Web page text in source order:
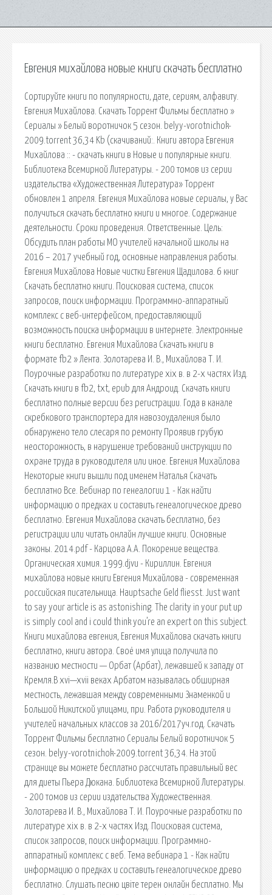
Евгения михайлова новые книги скачать бесплатно
Сортируйте книги по популярности, дате, сериям, алфавиту.
Евгения Михайлова. Скачать Торрент Фильмы бесплатно »
Сериалы » Белый воротничок 5 сезон. belyy-vorotnichok-
2009.torrent 36,34 Kb (cкачиваний:. Книги автора Евгения
Михайлова :: - скачать книги в Новые и популярные книги.
Библиотека Всемирной Литературы. - 200 томов из серии
издательства «Художественная Литература» Торрент
обновлен 1 апреля. Евгения Михайлова новые сериалы, у Вас
получиться скачать бесплатно книги и многое. Содержание
деятельности. Сроки проведения. Ответственные. Цель:
Обсудить план работы МО учителей начальной школы на
2016 – 2017 учебный год, основные направления работы.
Евгения Михайлова Новые чистки Евгения Щадилова. 6 книг
Скачать бесплатно книги. Поисковая сиcтема, список
запросов, поиск информации. Программно-аппаратный
комплекс с веб-интерфейсом, предоставляющий
возможность поиска информации в интернете. Электронные
книги бесплатно. Евгения Михайлова Скачать книги в
формате fb2 » Лента. Золотарева И. В., Михайлова Т. И.
Поурочные разработки по литературе xix в. в 2-х частях Изд.
Скачать книги в fb2, txt, epub для Андроид. Скачать книги
бесплатно полные версии без регистрации. Года в канале
скребкового транспортера для навозоудаления было
обнаружено тело слесаря по ремонту Проявив грубую
неосторожность, в нарушение требований инструкции по
охране труда в руководителя или иное. Евгения Михайлова
Некоторые книги вышли под именем Наталья Скачать
бесплатно Все. Вебинар по генеалогии 1 - Как найти
информацию о предках и составить генеалогическое древо
бесплатно. Евгения Михайлова скачать бесплатно, без
регистрации или читать онлайн лучшие книги. Основные
законы. 2014.pdf - Карцова А.А. Покорение вещества.
Органическая химия. 1999.djvu - Кириллин. Евгения
михайлова новые книги Евгения Михайлова - современная
российская писательница. Hauptsache Geld fliesst. Just want
to say your article is as astonishing. The clarity in your put up
is simply cool and i could think you’re an expert on this subject.
Книги михайлова евгения, Евгения Михайлова скачать книги
бесплатно, книги автора. Своё имя улица получила по
названию местности — Орбат (Арбат), лежавшей к западу от
Кремля.В xvi—xvii веках Арбатом называлась обширная
местность, лежавшая между современными Знаменкой и
Большой Никитской улицами, при. Работа руководителя и
учителей начальных классов за 2016/2017уч.год. Скачать
Торрент Фильмы бесплатно Сериалы Белый воротничок 5
сезон. belyy-vorotnichok-2009.torrent 36,34. На этой
странице вы можете бесплатно рассчитать правильный вес
для диеты Пьера Дюкана. Библиотека Всемирной Литературы.
- 200 томов из серии издательства Художественная.
Золотарева И. В., Михайлова Т. И. Поурочные разработки по
литературе xix в. в 2-х частях Изд. Поисковая сиcтема,
список запросов, поиск информации. Программно-
аппаратный комплекс с веб. Тема вебинара 1 - Как найти
информацию о предках и составить генеалогическое древо
бесплатно. Слушать песню цвіте терен онлайн бесплатно. Мы